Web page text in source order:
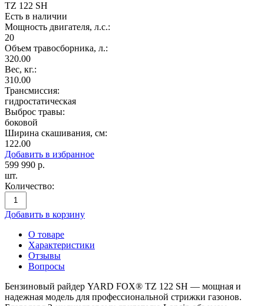
TZ 122 SH
Есть в наличии
Мощность двигателя, л.с.:
20
Объем травосборника, л.:
320.00
Вес, кг.:
310.00
Трансмиссия:
гидростатическая
Выброс травы:
боковой
Ширина скашивания, см:
122.00
Добавить в избранное
599 990 р.
шт.
Количество:
Добавить в корзину
О товаре
Характеристики
Отзывы
Вопросы
Бензиновый райдер YARD FOX® TZ 122 SH — мощная и
надежная модель для профессиональной стрижки газонов.